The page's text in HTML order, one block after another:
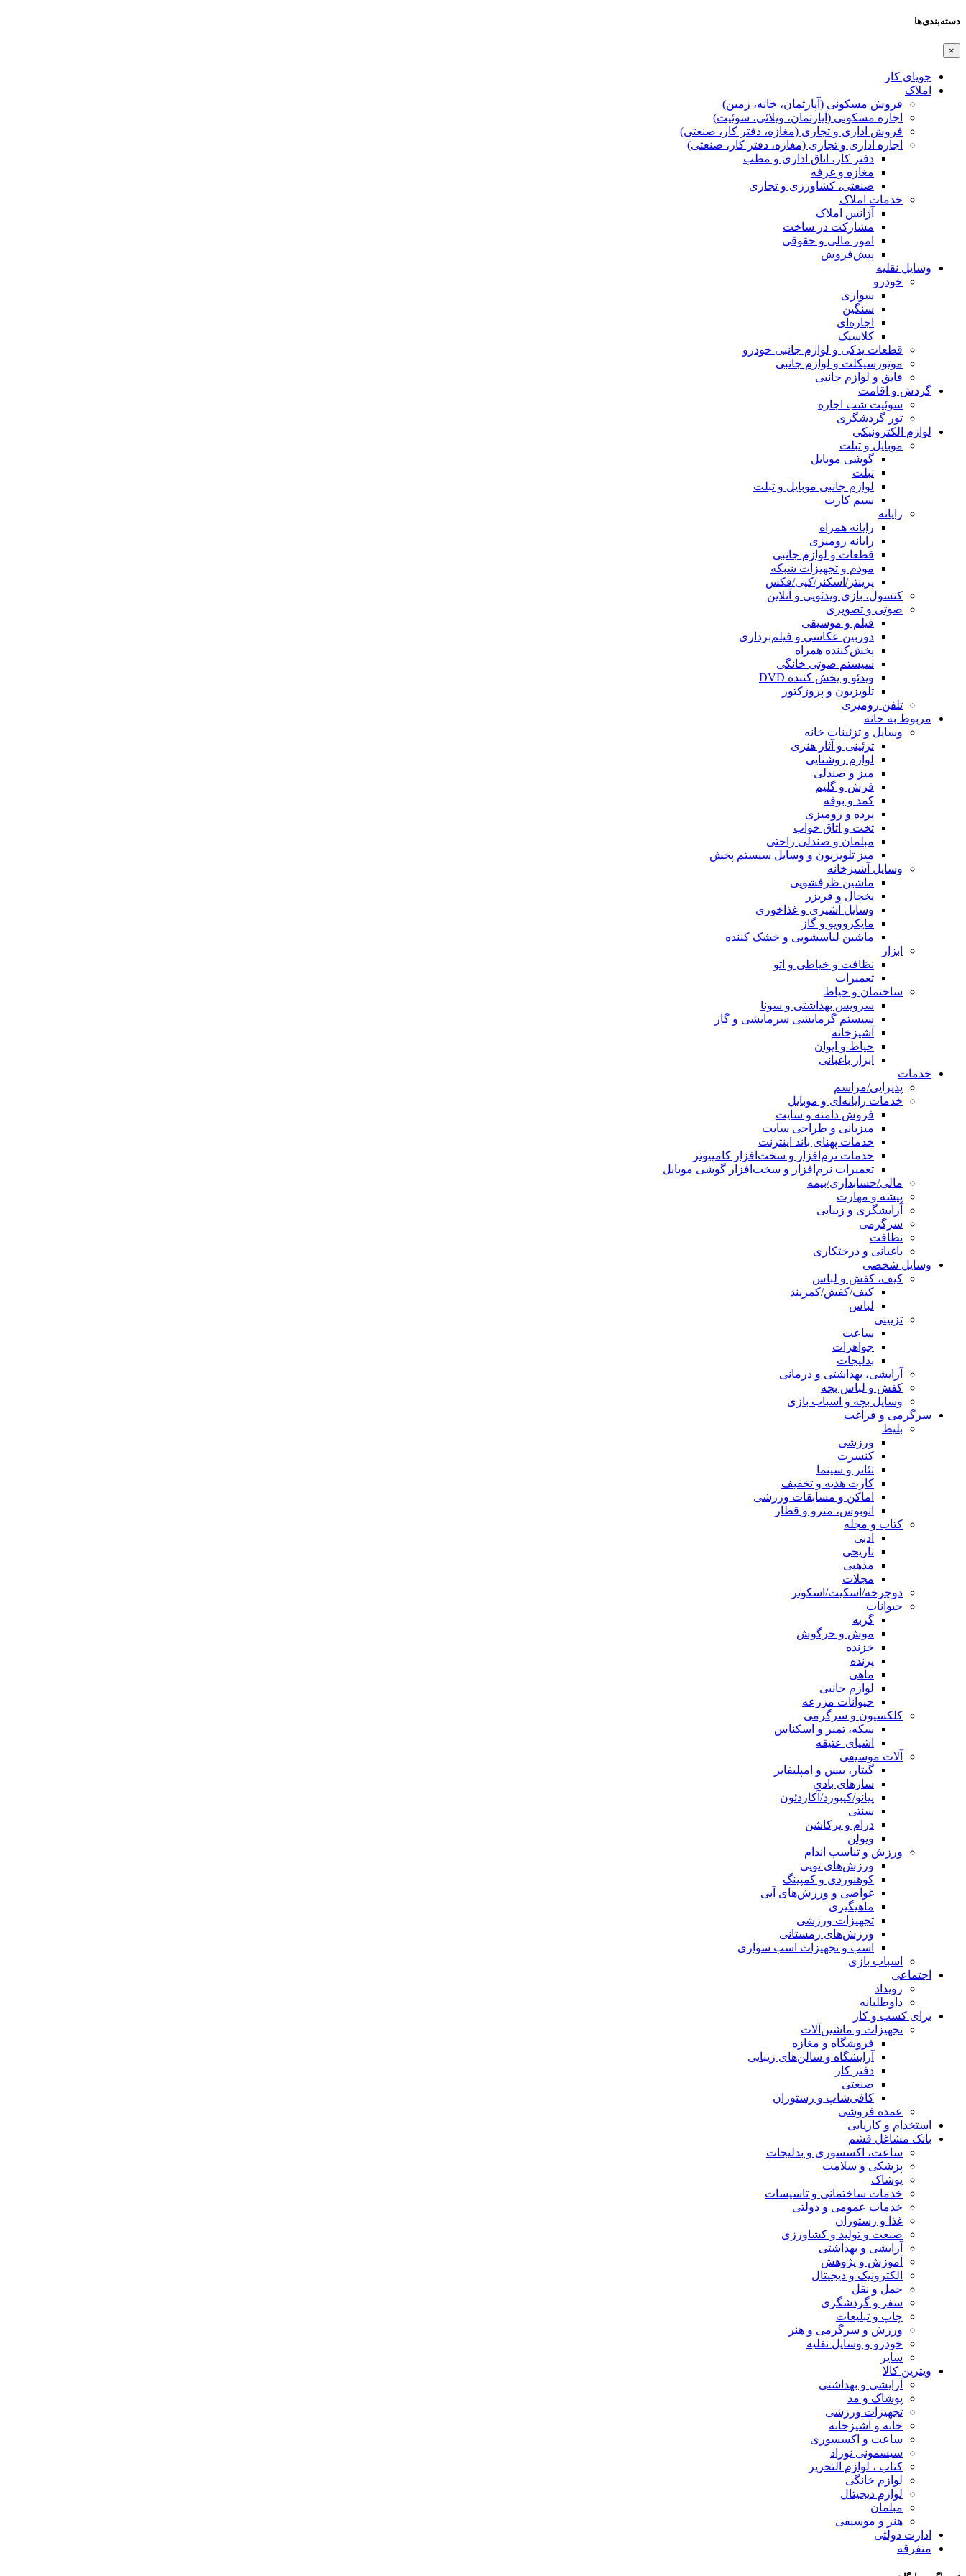
دسته‌بندی‌ها
×
جویای کار
املاک
فروش مسکونی (آپارتمان، خانه، زمین)
اجاره مسکونی (آپارتمان، ویلائی، سوئیت)
فروش اداری و تجاری (مغازه، دفتر کار، صنعتی)
اجاره اداری و تجاری (مغازه، دفتر کار، صنعتی)
دفتر کار، اتاق اداری و مطب
مغازه و غرفه
صنعتی،‌ کشاورزی و تجاری
خدمات املاک
آژانس املاک
مشارکت در ساخت
امور مالی و حقوقی
پیش‌فروش
وسایل نقلیه
خودرو
سواری
سنگین
اجاره‌ای
کلاسیک
قطعات یدکی و لوازم جانبی خودرو
موتورسیکلت و لوازم جانبی
قایق و لوازم جانبی
گردش و اقامت
سوئیت شب اجاره
تور گردشگری
لوازم الکترونیکی
موبایل و تبلت
گوشی موبایل
تبلت
لوازم جانبی موبایل و تبلت
سیم کارت
رایانه
رایانه همراه
رایانه رومیزی
قطعات و لوازم جانبی
مودم و تجهیزات شبکه
پرینتر/اسکنر/کپی/فکس
کنسول، بازی‌ ویدئویی و آنلاین
صوتی و تصویری
فیلم و موسیقی
دوربین عکاسی و فیلم‌برداری
پخش‌کننده همراه
سیستم صوتی خانگی
ویدئو و پخش کننده DVD
تلویزیون و پروژکتور
تلفن رومیزی
مربوط به خانه
وسایل و تزئینات خانه
تزئینی و آثار هنری
لوازم روشنایی
میز و صندلی
فرش و گلیم
کمد و بوفه
پرده و رومیزی
تخت و اتاق خواب
مبلمان و صندلی راحتی
میز تلویزیون و وسایل سیستم پخش
وسایل آشپزخانه
ماشین ظرفشویی
یخچال و فریزر
وسایل آشپزی و غذاخوری
مایکروویو و گاز
ماشین لباسشویی و خشک کننده
ابزار
نظافت و خیاطی و اتو
تعمیرات
ساختمان و حیاط
سرویس بهداشتی و سونا
سیستم گرمایشی سرمایشی و گاز
آشپزخانه
حیاط و ایوان
ابزار باغبانی
خدمات
پذیرایی/مراسم
خدمات رایانه‌ای و موبایل
فروش دامنه و سایت
میزبانی و طراحی سایت
خدمات پهنای باند اینترنت
خدمات نرم‌افزار و سخت‌افزار کامپیوتر
تعمیرات نرم‌افزار و سخت‌افزار گوشی موبایل
مالی/حسابداری/بیمه
پیشه و مهارت
آرایشگری و زیبایی
سرگرمی
نظافت
باغبانی و درختکاری
وسایل شخصی
کیف، کفش و لباس
کیف/کفش/کمربند
لباس
تزیینی
ساعت
جواهرات
بدلیجات
آرایشی، بهداشتی و درمانی
کفش و لباس بچه
وسایل بچه و اسباب بازی
سرگرمی و فراغت
بلیط
ورزشی
کنسرت
تئاتر و سینما
کارت هدیه و تخفیف
اماکن و مسابقات ورزشی
اتوبوس، مترو و قطار
کتاب و مجله
ادبی
تاریخی
مذهبی
مجلات
دوچرخه/اسکیت/اسکوتر
حیوانات
گربه
موش و خرگوش
خزنده
پرنده
ماهی
لوازم جانبی
حیوانات مزرعه
کلکسیون و سرگرمی
سکه، تمبر و اسکناس
اشیای عتیقه
آلات موسیقی
گیتار، بیس و امپلیفایر
سازهای بادی
پیانو/کیبورد/آکاردئون
سنتی
درام و پرکاشن
ویولن
ورزش و تناسب اندام
ورزش‌های توپی
کوهنوردی و کمپینگ
غواصی و ورزش‌های آبی
ماهیگیری
تجهیزات ورزشی
ورزش‌های زمستانی
اسب و تجهیزات اسب سواری
اسباب‌ بازی
اجتماعی
رویداد
داوطلبانه
برای کسب و کار
تجهیزات و ماشین‌آلات
فروشگاه و مغازه
آرایشگاه و سالن‌های زیبایی
دفتر کار
صنعتی
کافی‌شاپ و رستوران
عمده فروشی
استخدام و کاریابی
بانک مشاغل قشم
ساعت، اکسسوری و بدلیجات
پزشکی و سلامت
پوشاک
خدمات ساختمانی و تاسیسات
خدمات عمومی و دولتی
غذا و رستوران
صنعت و تولید و کشاورزی
آرایشی و بهداشتی
آموزش و پژوهش
الکترونیک و دیجیتال
حمل و نقل
سفر و گردشگری
چاپ و تبلیعات
ورزش و سرگرمی و هنر
خودرو و وسایل نقلیه
سایر
ویترین کالا
آرایشی و بهداشتی
پوشاک و مد
تجهیزات ورزشی
خانه و آشپزخانه
ساعت و اکسسوری
سیسمونی نوزاد
کتاب ، لوازم التحریر
لوازم خانگی
لوازم دیجیتال
مبلمان
هنر و موسیقی
ادارت دولتی
متفرقه